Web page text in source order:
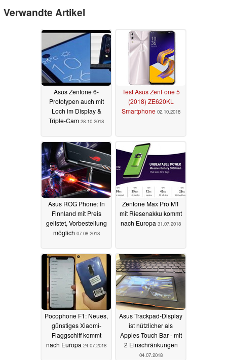
Verwandte Artikel
Asus Zenfone 6-
Prototypen auch mit
Loch im Display &
Triple-Cam 28.10.2018
Test Asus ZenFone 5
(2018) ZE620KL
Smartphone 02.10.2018
Asus ROG Phone: In
Finnland mit Preis
gelistet, Vorbestellung
möglich 07.08.2018
Zenfone Max Pro M1
mit Riesenakku kommt
nach Europa 31.07.2018
Pocophone F1: Neues,
günstiges Xiaomi-
Flaggschiff kommt
nach Europa 24.07.2018
Asus Trackpad-Display
ist nützlicher als
Apples Touch Bar - mit
2 Einschränkungen
04.07.2018